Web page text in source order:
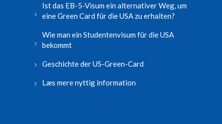
Ist das EB-5-Visum ein alternativer Weg, um
eine Green Card für die USA zu erhalten?
Wie man ein Studentenvisum für die USA
bekommt
Geschichte der US-Green-Card
Læs mere nyttig information